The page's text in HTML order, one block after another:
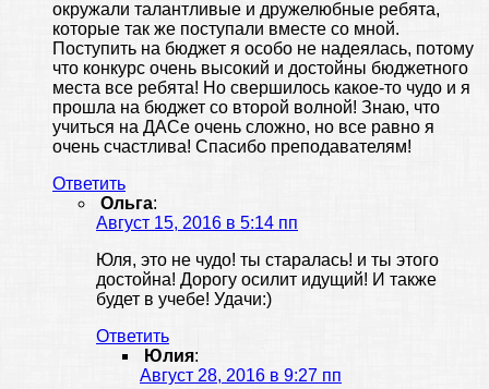
окружали талантливые и дружелюбные ребята,
которые так же поступали вместе со мной.
Поступить на бюджет я особо не надеялась, потому
что конкурс очень высокий и достойны бюджетного
места все ребята! Но свершилось какое-то чудо и я
прошла на бюджет со второй волной! Знаю, что
учиться на ДАСе очень сложно, но все равно я
очень счастлива! Спасибо преподавателям!
Ответить
Ольга:
Август 15, 2016 в 5:14 пп
Юля, это не чудо! ты старалась! и ты этого
достойна! Дорогу осилит идущий! И также
будет в учебе! Удачи:)
Ответить
Юлия:
Август 28, 2016 в 9:27 пп